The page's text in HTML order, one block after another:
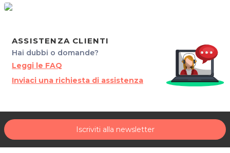
ASSISTENZA CLIENTI
Hai dubbi o domande?
Leggi le FAQ
Inviaci una richiesta di assistenza
Iscriviti alla newsletter